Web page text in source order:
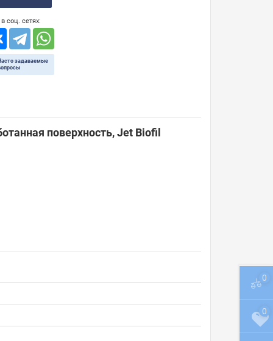
соц. сетях:
задаваемые
поверхность, Jet Biofil
0
0